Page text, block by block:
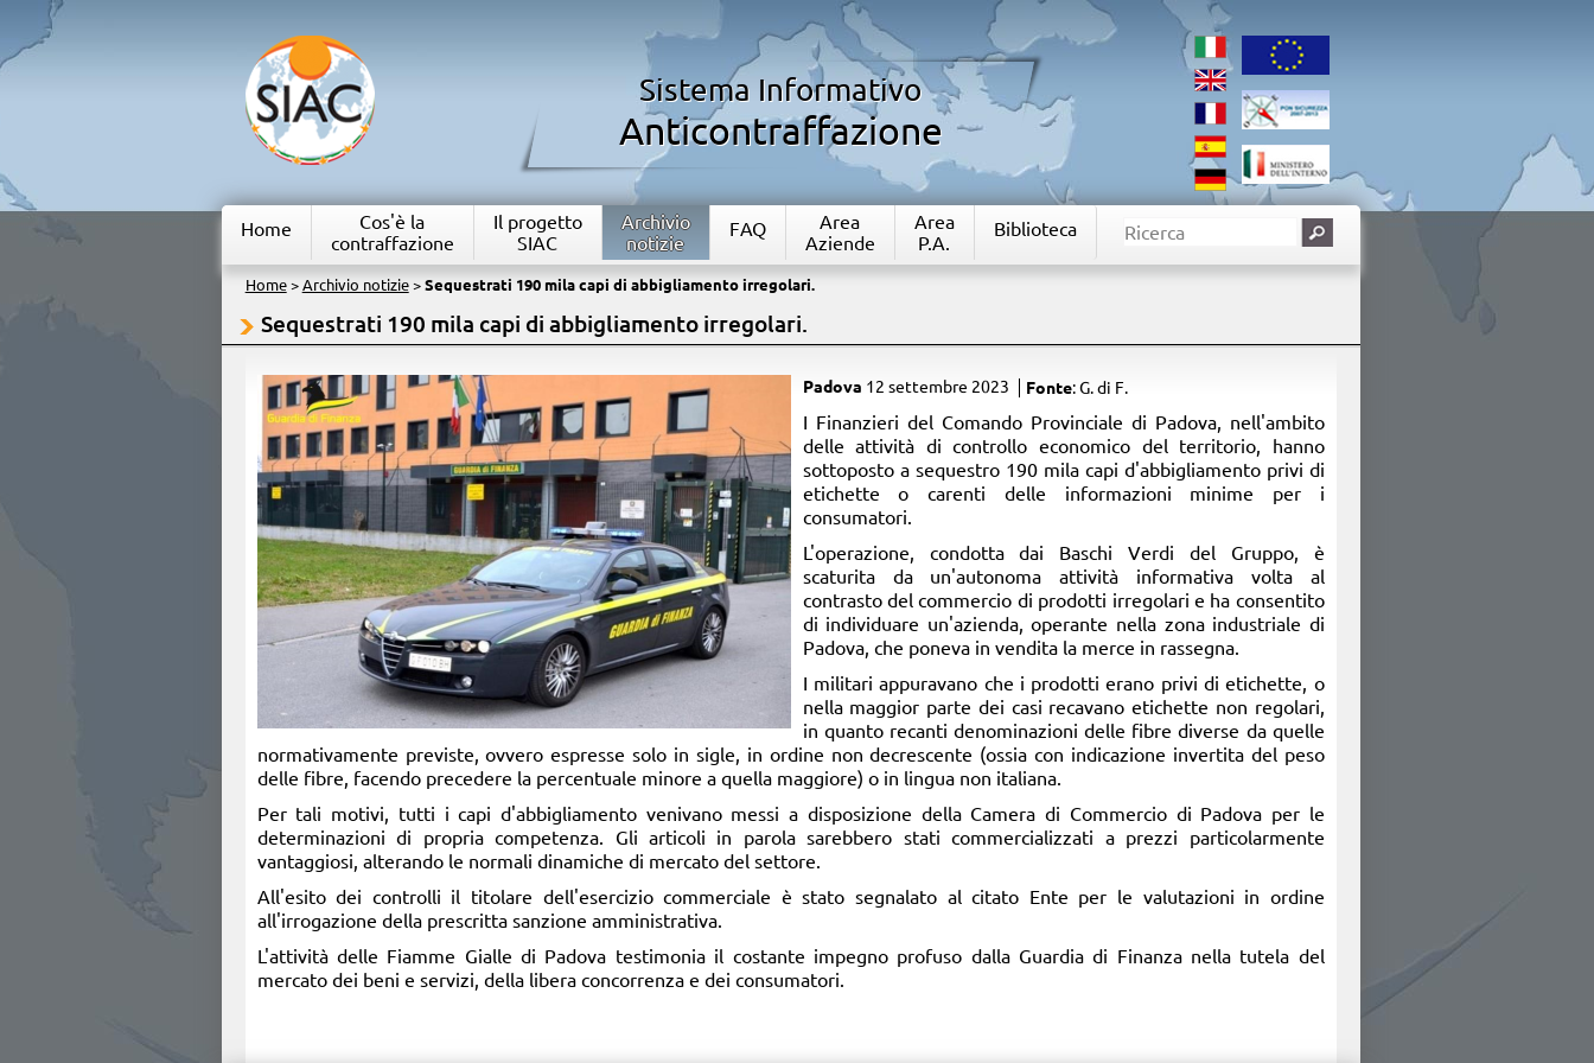
Sistema Informativo
Anticontraffazione
Home
Cos'è la
contraffazione
Il progetto
SIAC
Archivio
notizie
FAQ
Area
Aziende
Area
P.A.
Biblioteca
Home> Archivio notizie> Sequestrati 190 mila capi di abbigliamento irregolari.
Sequestrati 190 mila capi di abbigliamento irregolari.
Padova 12 settembre 2023 Fonte: G. di F.
I Finanzieri del Comando Provinciale di Padova, nell'ambito
delle attività di controllo economico del territorio, hanno
sottoposto a sequestro 190 mila capi d'abbigliamento privi di
etichette o carenti delle informazioni minime per i
consumatori.
L'operazione, condotta dai Baschi Verdi del Gruppo, è
scaturita da un'autonoma attività informativa volta al
contrasto del commercio di prodotti irregolari e ha consentito
di individuare un'azienda, operante nella zona industriale di
Padova, che poneva in vendita la merce in rassegna.
I militari appuravano che i prodotti erano privi di etichette, o
nella maggior parte dei casi recavano etichette non regolari,
in quanto recanti denominazioni delle fibre diverse da quelle
normativamente previste, ovvero espresse solo in sigle, in ordine non decrescente (ossia con indicazione invertita del peso
delle fibre, facendo precedere la percentuale minore a quella maggiore) o in lingua non italiana.
Per tali motivi, tutti i capi d'abbigliamento venivano messi a disposizione della Camera di Commercio di Padova per le
determinazioni di propria competenza. Gli articoli in parola sarebbero stati commercializzati a prezzi particolarmente
vantaggiosi, alterando le normali dinamiche di mercato del settore.
All'esito dei controlli il titolare dell'esercizio commerciale è stato segnalato al citato Ente per le valutazioni in ordine
all'irrogazione della prescritta sanzione amministrativa.
L'attività delle Fiamme Gialle di Padova testimonia il costante impegno profuso dalla Guardia di Finanza nella tutela del
mercato dei beni e servizi, della libera concorrenza e dei consumatori.​